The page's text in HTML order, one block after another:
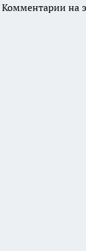
Комментарии на